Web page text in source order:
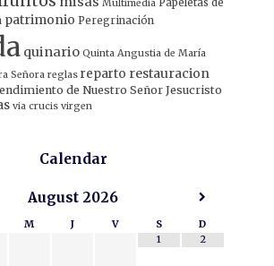
Multimedia
patrimonio Peregrinación
quinario Quinta Angustia de María
Señora reglas reparto restauracion
de Nuestro Señor Jesucristo
via crucis virgen
Calendar
August 2026
M J V S
D
1
2